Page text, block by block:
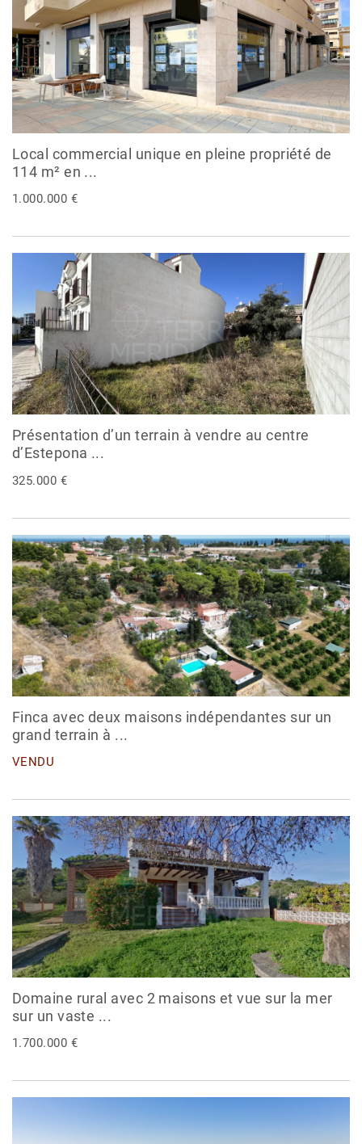
Local commercial unique en pleine propriété de
114 m² en ...
1.000.000 €
Présentation d’un terrain à vendre au centre
d’Estepona ...
325.000 €
Finca avec deux maisons indépendantes sur un
grand terrain à ...
VENDU
Domaine rural avec 2 maisons et vue sur la mer
sur un vaste ...
1.700.000 €